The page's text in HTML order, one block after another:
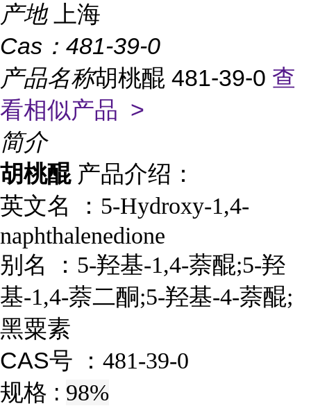
产地
上海
Cas： 481-39-0
产品名称胡桃醌 481-39-0 查
看相似产品 >
简介
胡桃醌 产品介绍：
英文名 ： 5-Hydroxy-1,4-
naphthalenedione
别名 ： 5-羟基-1,4-萘醌;5-羟
基-1,4-萘二酮;5-羟基-4-萘醌;
黑粟素
CAS号 ： 481-39-0
规格 : 98%